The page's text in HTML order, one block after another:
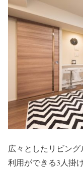
広々としたリビン
利用ができる3人掛